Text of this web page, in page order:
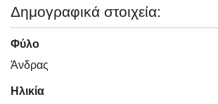
Δημογραφικά στοιχεία:
Φύλο
Άνδρας
Ηλικία